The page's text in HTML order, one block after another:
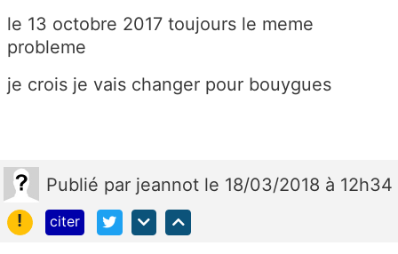
le 13 octobre 2017 toujours le meme
probleme
je crois je vais changer pour bouygues
Publié par jeannot le 18/03/2018 à 12h34
!
citer